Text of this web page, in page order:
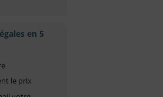
en 5
le prix